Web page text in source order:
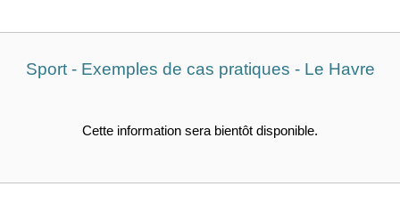
Sport - Exemples de cas pratiques - Le Havre
Cette information sera bientôt disponible.